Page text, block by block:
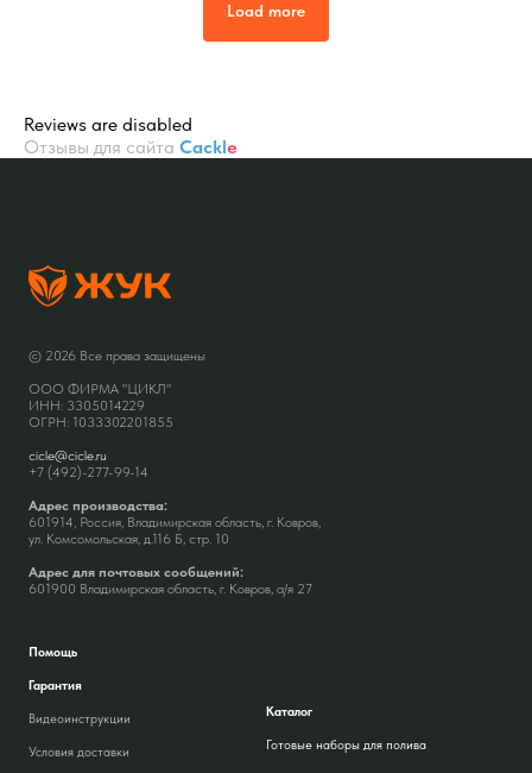
Load more
Reviews are disabled
Отзывы для сайта Cackle
© 2026 Все права защищены
ООО ФИРМА "ЦИКЛ"
ИНН: 3305014229
ОГРН: 1033302201855
cicle@cicle.ru
+7 (492)-277-99-14
Адрес производства:
601914, Россия, Владимирская область, г. Ковров,
ул. Комсомольская, д.116 Б, стр. 10
Адрес для почтовых сообщений:
601900 Владимирская область, г. Ковров, а/я 27
Помощь
Гарантия
Видеоинструкции
Условия доставки
Каталог
Готовые наборы для полива